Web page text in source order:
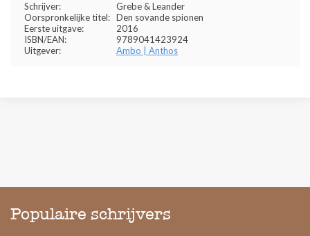
Schrijver:
Grebe & Leander
Oorspronkelijke titel: Den sovande spionen
Eerste uitgave:
2016
ISBN/EAN:
9789041423924
Uitgever:
Ambo | Anthos
Populaire schrijvers